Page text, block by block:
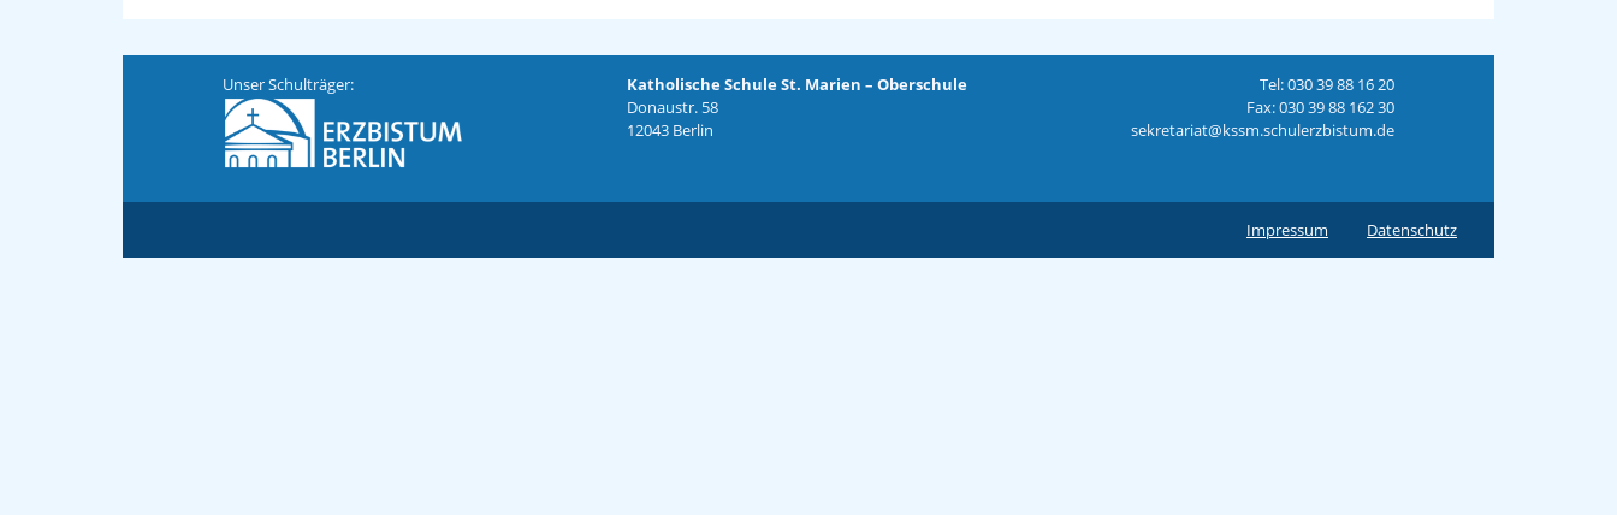
Unser Schulträger:
Katholische Schule St. Marien – Oberschule
Donaustr. 58
12043 Berlin
Tel: 030 39 88 16 20
Fax: 030 39 88 162 30
sekretariat@kssm.schulerzbistum.de
Impressum Datenschutz